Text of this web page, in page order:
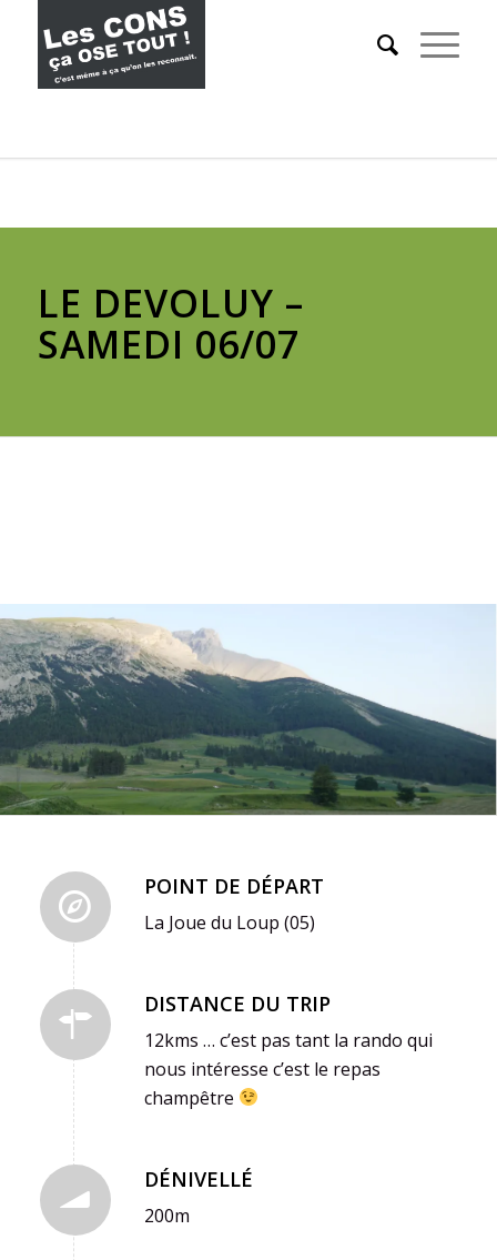
LE DEVOLUY –
SAMEDI 06/07
POINT DE DÉPART
La Joue du Loup (05)
DISTANCE DU TRIP
12kms … c’est pas tant la rando qui
nous intéresse c’est le repas
champêtre
DÉNIVELLÉ
200m